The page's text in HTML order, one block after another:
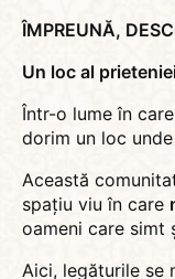
ÎMPREUNĂ,
Un loc al
Într-o lume în
dorim un loc
Această
spațiu viu în care
oameni care simt
Aici, legăturile se